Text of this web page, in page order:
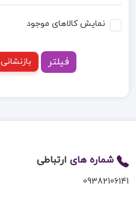
نمایش کالاهای موجود
فیلتر بازنشانی
شماره های ارتباطی
09382106141